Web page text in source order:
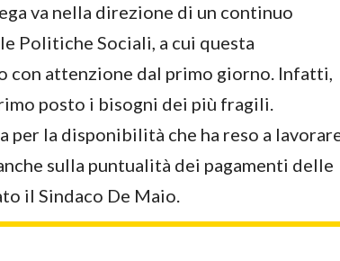
va nella direzione di un continuo
Politiche Sociali, a cui questa
con attenzione dal primo giorno. Infatti,
posto i bisogni dei più fragili.
per la disponibilità che ha reso a
sulla puntualità dei pagamenti delle
il Sindaco De Maio.